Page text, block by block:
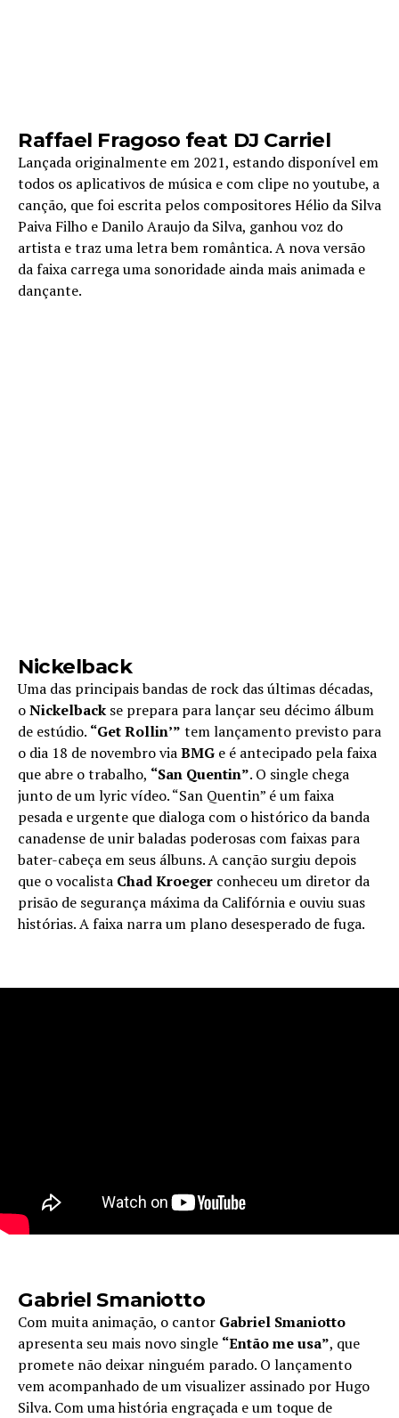
Raffael Fragoso feat DJ Carriel
Lançada originalmente em 2021, estando disponível em
todos os aplicativos de música e com clipe no youtube, a
canção, que foi escrita pelos compositores Hélio da Silva
Paiva Filho e Danilo Araujo da Silva, ganhou voz do
artista e traz uma letra bem romântica. A nova versão
da faixa carrega uma sonoridade ainda mais animada e
dançante.
Nickelback
Uma das principais bandas de rock das últimas décadas,
oNickelback se prepara para lançar seu décimo álbum
de estúdio. “Get Rollin’” tem lançamento previsto para
o dia 18 de novembro viaBMG e é antecipado pela faixa
que abre o trabalho, “San Quentin”. O single chega
junto de um lyric vídeo. “San Quentin” é um faixa
pesada e urgente que dialoga com o histórico da banda
canadense de unir baladas poderosas com faixas para
bater-cabeça em seus álbuns. A canção surgiu depois
que o vocalista Chad Kroeger conheceu um diretor da
prisão de segurança máxima da Califórnia e ouviu suas
histórias. A faixa narra um plano desesperado de fuga.
Gabriel Smaniotto
Com muita animação, o cantor Gabriel Smaniotto
apresenta seu mais novo single “Então me usa”, que
promete não deixar ninguém parado. O lançamento
vem acompanhado de um visualizer assinado por Hugo
Silva. Com uma história engraçada e um toque de